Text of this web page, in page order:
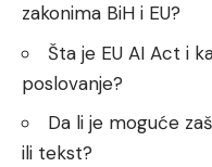
zakonima BiH i EU?
Šta je EU AI Act i
poslovanje?
Da li je moguće
ili tekst?